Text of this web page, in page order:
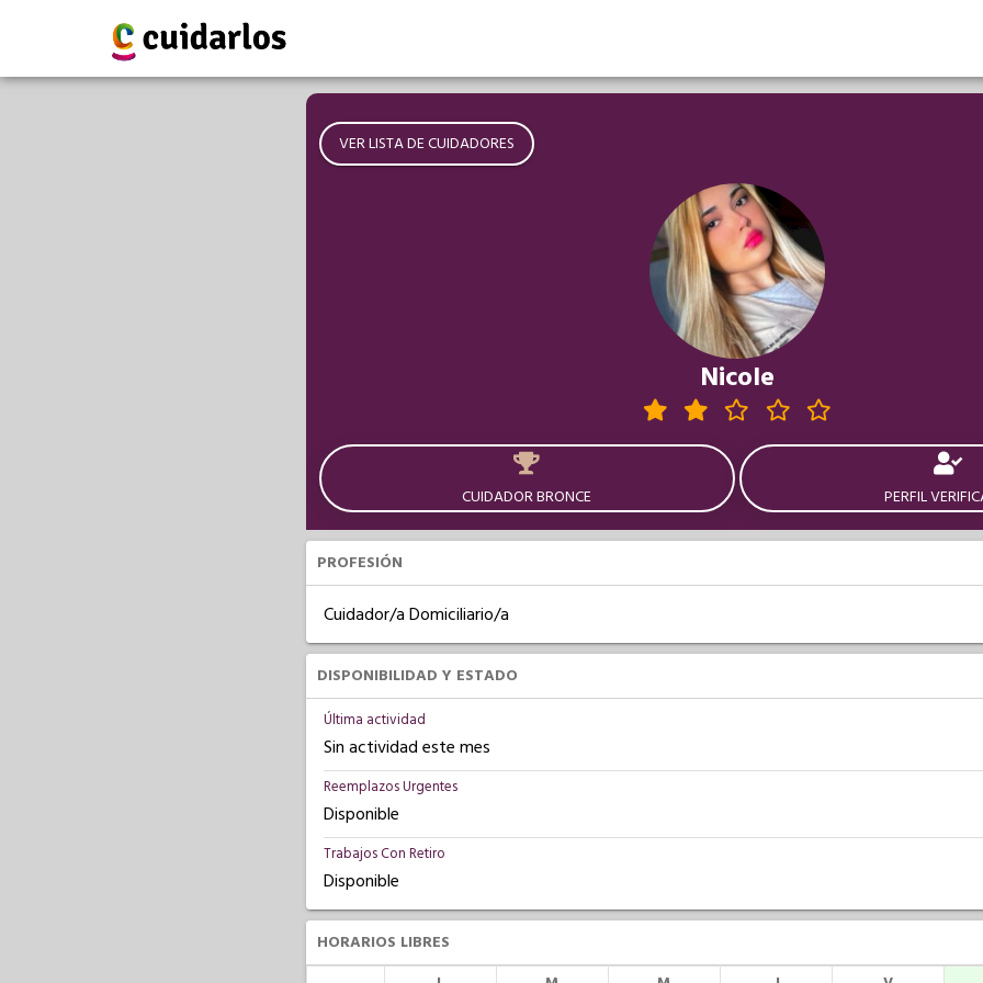
VER LISTA DE CUIDADORES
Nicole
CUIDADOR BRONCE PERFIL
PROFESIÓN
Cuidador/a Domiciliario/a
DISPONIBILIDAD Y ESTADO
Última actividad
Sin actividad este mes
Reemplazos Urgentes
Disponible
Trabajos Con Retiro
Disponible
HORARIOS LIBRES